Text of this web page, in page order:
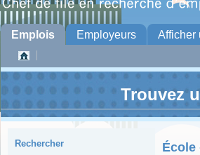
Emplois Employeurs Afficher
Trouvez
Rechercher École